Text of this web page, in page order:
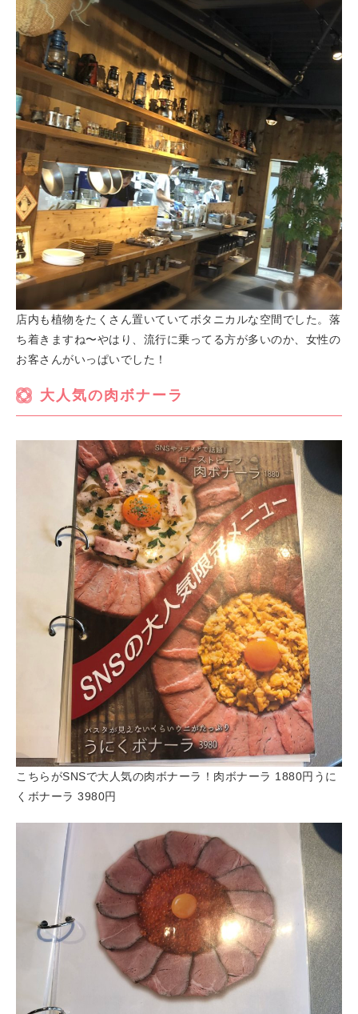
店内も植物をたくさん置いていてボタニカルな空間でした。落
ち着きますね〜やはり、流行に乗ってる方が多いのか、女性の
お客さんがいっぱいでした！
大人気の肉ボナーラ
こちらがSNSで大人気の肉ボナーラ！肉ボナーラ 1880円うに
くボナーラ 3980円